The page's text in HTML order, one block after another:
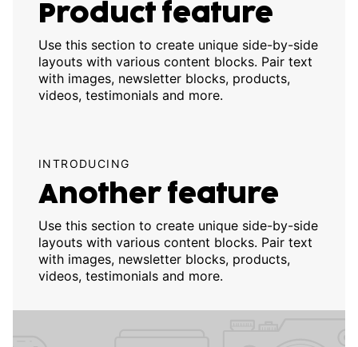
Product feature
Use this section to create unique side-by-side
layouts with various content blocks. Pair text
with images, newsletter blocks, products,
videos, testimonials and more.
INTRODUCING
Another feature
Use this section to create unique side-by-side
layouts with various content blocks. Pair text
with images, newsletter blocks, products,
videos, testimonials and more.